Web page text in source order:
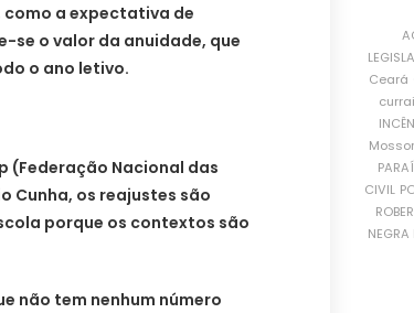
como a expectativa de
o valor da anuidade, que
o ano letivo.
(Federação Nacional das
Cunha, os reajustes são
porque os contextos são
não tem nenhum número
Ceará
CIVIL
NEGRA